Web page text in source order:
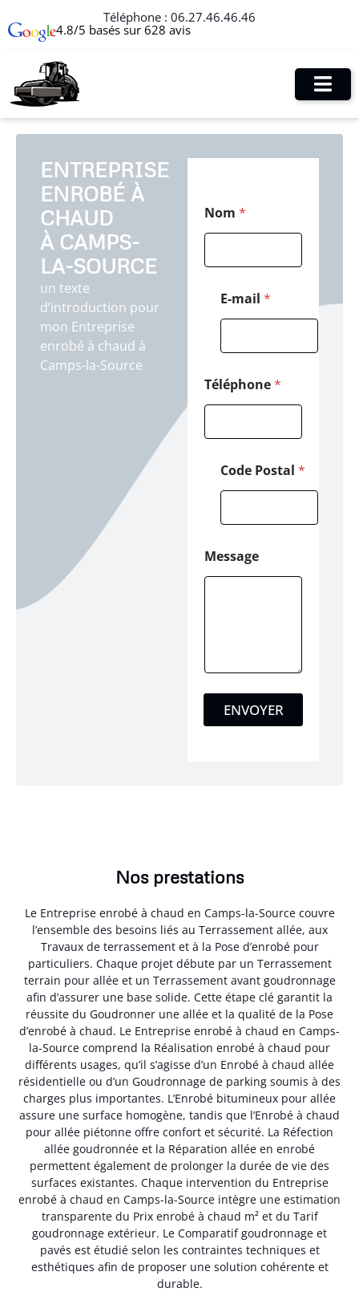
Téléphone : 06.27.46.46.46
4.8/5 basés sur 628 avis
ENTREPRISE
ENROBÉ À
CHAUD
À CAMPS-
LA-SOURCE
un texte
d’introduction pour
mon Entreprise
enrobé à chaud à
Camps-la-Source
Nom *
p
o
E-mail *
Téléphone*
Code Postal *
Message
ENVOYER
Nos prestations
Le Entreprise enrobé à chaud en Camps-la-Source couvre
l’ensemble des besoins liés au Terrassement allée, aux
Travaux de terrassement et à la Pose d’enrobé pour
particuliers. Chaque projet débute par un Terrassement
terrain pour allée et un Terrassement avant goudronnage
afin d’assurer une base solide. Cette étape clé garantit la
réussite du Goudronner une allée et la qualité de la Pose
d’enrobé à chaud. Le Entreprise enrobé à chaud en Camps-
la-Source comprend la Réalisation enrobé à chaud pour
différents usages, qu’il s’agisse d’un Enrobé à chaud allée
résidentielle ou d’un Goudronnage de parking soumis à des
charges plus importantes. L’Enrobé bitumineux pour allée
assure une surface homogène, tandis que l’Enrobé à chaud
pour allée piétonne offre confort et sécurité. La Réfection
allée goudronnée et la Réparation allée en enrobé
permettent également de prolonger la durée de vie des
surfaces existantes. Chaque intervention du Entreprise
enrobé à chaud en Camps-la-Source intègre une estimation
transparente du Prix enrobé à chaud m² et du Tarif
goudronnage extérieur. Le Comparatif goudronnage et
pavés est étudié selon les contraintes techniques et
esthétiques afin de proposer une solution cohérente et
durable.